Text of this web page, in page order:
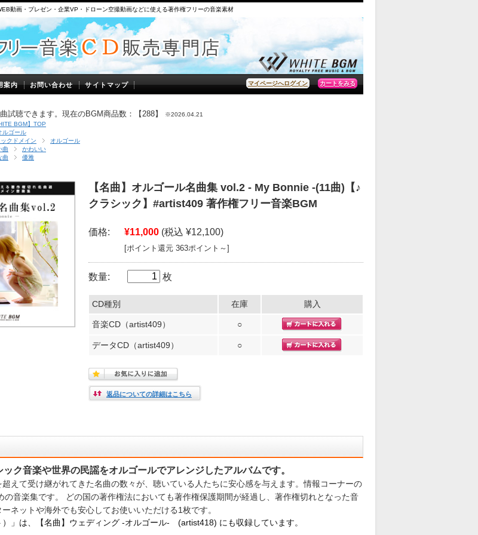
動画・プレゼン・企業VP・ドローン空撮動画などに使える著作権フリーの音楽素材
マイページへログイン カートをみる
案内 お問い合わせ サイトマップ
試聴できます。現在のBGM商品数：【288】
※2026.04.21
BGM】TOP
ルゴール
クドメイン
オルゴール
曲
かわいい
曲
優雅
【名曲】オルゴール名曲集 vol.2 - My Bonnie -(11曲)【♪
クラシック】#artist409 著作権フリー音楽BGM
価格: ¥11,000 (税込 ¥12,100)
[ポイント還元 363ポイント～]
数量: 枚
CD種別 在庫 購入
音楽CD（artist409） ○
データCD（artist409） ○
返品についての詳細はこちら
ク音楽や世界の民謡をオルゴールでアレンジしたアルバムです。
超えて受け継がれてきた名曲の数々が、聴いている人たちに安心感を与えます。情報コーナーの
の音楽集です。 どの国の著作権法においても著作権保護期間が経過し、著作権切れとなった音
ネットや海外でも安心してお使いいただける1枚です。
」は、【名曲】ウェディング -オルゴール- (artist418) にも収録しています。